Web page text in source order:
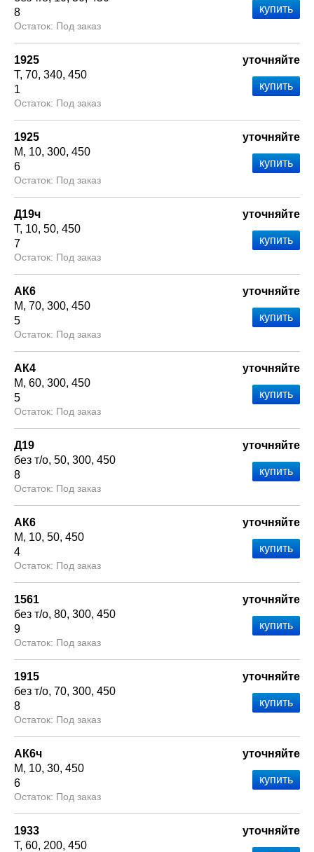
8
Под заказ
1925
Т 70 340 450
1
Под заказ
уточняйте
1925
М
10 300 450
6
Под заказ
уточняйте
Д19ч
Т 10 50 450
7
Под заказ
уточняйте
АК6
М 70 300 450
5
Под заказ
уточняйте
АК4
М 60 300 450
5
Под заказ
уточняйте
Д19
без т/о 50 300 450
8
Под заказ
уточняйте
АК6
М
10 50 450
4
Под заказ
уточняйте
1561
без т/о 80 300 450
9
Под заказ
уточняйте
1915
без т/о 70 300 450
8
Под заказ
уточняйте
АК6ч
М
10 30 450
6
Под заказ
уточняйте
1933
Т 60 200 450
уточняйте